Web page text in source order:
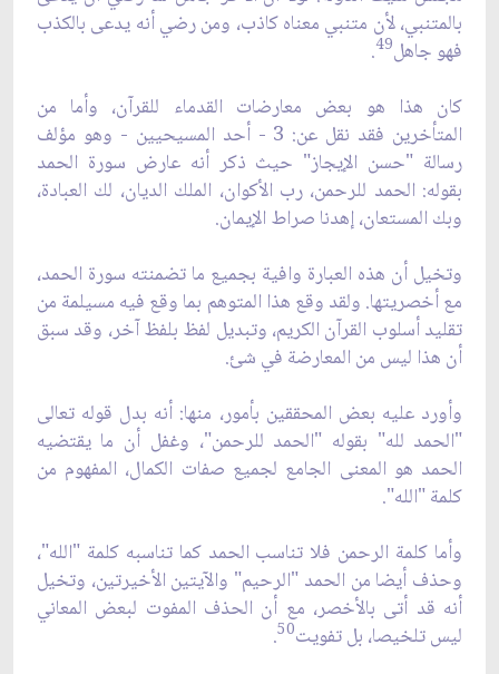
بالمتنبي، لأن متنبي معناه كاذب، ومن رضي أنه يدعى بالكذب
فهو جاهل49
.
كان هذا هو بعض معارضات القدماء للقرآن، وأما من
المتأخرين فقد نقل عن: 3 - أحد المسيحيين - وهو مؤلف
رسالة "حسن الإيجاز" حيث ذكر أنه عارض سورة الحمد
بقوله: الحمد للرحمن، رب الأكوان، الملك الديان، لك العبادة،
وبك المستعان، إهدنا صراط الإيمان.
وتخيل أن هذه العبارة وافية بجميع ما تضمنته سورة الحمد،
مع أخصريتها. ولقد وقع هذا المتوهم بما وقع فيه مسيلمة من
تقليد أسلوب القرآن الكريم، وتبديل لفظ بلفظ آخر، وقد سبق
أن هذا ليس من المعارضة في شئ.
وأورد عليه بعض المحققين بأمور، منها: أنه بدل قوله تعالى
"الحمد لله" بقوله "الحمد للرحمن"، وغفل أن ما يقتضيه
الحمد هو المعنى الجامع لجميع صفات الكمال، المفهوم من
كلمة "الله".
وأما كلمة الرحمن فلا تناسب الحمد كما تناسبه كلمة "الله"،
وحذف أيضا من الحمد "الرحيم" والآيتين الأخيرتين، وتخيل
أنه قد أتى بالأخصر، مع أن الحذف المفوت لبعض المعاني
ليس تلخيصا، بل تفويت50
.